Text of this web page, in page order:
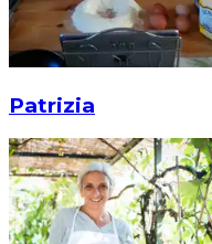
Patrizia